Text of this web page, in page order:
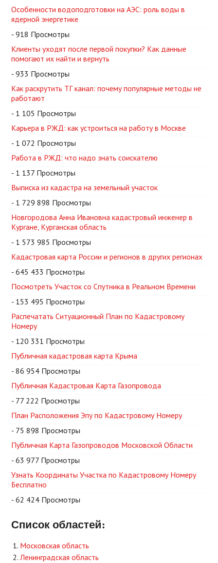
Особенности водоподготовки на АЭС: роль воды в
ядерной энергетике
- 918 Просмотры
Клиенты уходят после первой покупки? Как данные
помогают их найти и вернуть
- 933 Просмотры
Как раскрутить ТГ канал: почему популярные методы не
работают
- 1 105 Просмотры
Карьера в РЖД: как устроиться на работу в Москве
- 1 072 Просмотры
Работа в РЖД: что надо знать соискателю
- 1 137 Просмотры
Выписка из кадастра на земельный участок
- 1 729 898 Просмотры
Новгородова Анна Ивановна кадастровый инженер в
Кургане, Курганская область
- 1 573 985 Просмотры
Кадастровая карта России и регионов в других регионах
- 645 433 Просмотры
Посмотреть Участок со Спутника в Реальном Времени
- 153 495 Просмотры
Распечатать Ситуационный План по Кадастровому
Номеру
- 120 331 Просмотры
Публичная кадастровая карта Крыма
- 86 954 Просмотры
Публичная Кадастровая Карта Газопровода
- 77 222 Просмотры
План Расположения Эпу по Кадастровому Номеру
- 75 898 Просмотры
Публичная Карта Газопроводов Московской Области
- 63 977 Просмотры
Узнать Координаты Участка по Кадастровому Номеру
Бесплатно
- 62 424 Просмотры
Список областей:
Московская область
Ленинградская область